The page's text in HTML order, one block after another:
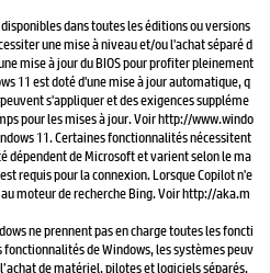
dans toutes les éditions ou versions
une mise à niveau et/ou l'achat séparé d
mise à jour du BIOS pour profiter pleinement
11 est doté d'une mise à jour automatique, q
s'appliquer et des exigences suppléme
pour les mises à jour. Voir http://www.windo
11. Certaines fonctionnalités nécessitent
dépendent de Microsoft et varient selon le ma
requis pour la connexion. Lorsque Copilot n'e
moteur de recherche Bing. Voir http://aka.m
ne prennent pas en charge toutes les foncti
de Windows, les systèmes peuv
de matériel, pilotes et logiciels séparés,